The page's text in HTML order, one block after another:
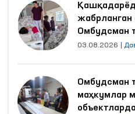
жабрланган
Омбудсман
03.08.2026
Омбудсман
маҳкумлар